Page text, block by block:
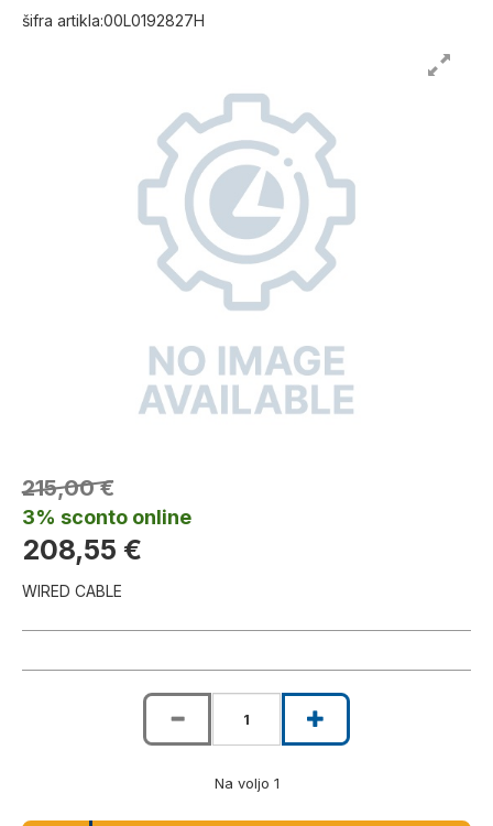
šifra artikla:00L0192827H
215,00 €
3% sconto online
208,55 €
WIRED CABLE
Na voljo 1